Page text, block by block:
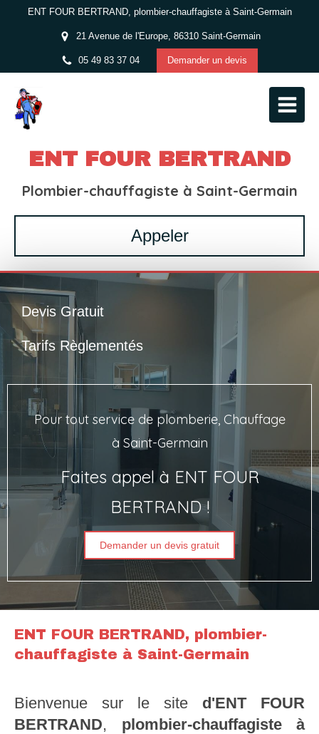
ENT FOUR BERTRAND, plombier-chauffagiste à Saint-Germain
21 Avenue de l'Europe, 86310 Saint-Germain
05 49 83 37 04 Demander un devis
ENT FOUR BERTRAND
Plombier-chauffagiste à Saint-Germain
Appeler
Devis Gratuit
Tarifs Règlementés
Pour tout service de plomberie, Chauffage
à Saint-Germain
Faites appel à ENT FOUR
BERTRAND !
Demander un devis gratuit
ENT FOUR BERTRAND, plombier-
chauffagiste à Saint-Germain
Bienvenue sur le site d'ENT FOUR
BERTRAND, plombier-chauffagiste à